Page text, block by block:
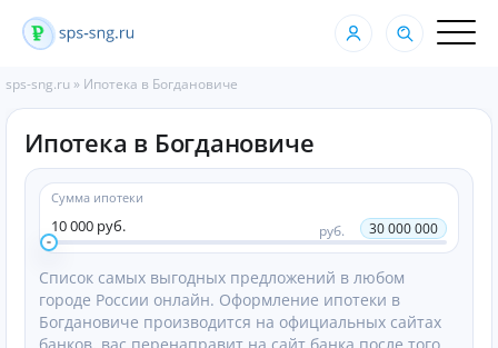
sps-sng.ru » Ипотека в Богдановиче
Ипотека в Богдановиче
Сумма ипотеки
10 000 руб. руб. 30 000 000
Список самых выгодных предложений в любом
городе России онлайн. Оформление ипотеки в
Богдановиче производится на официальных сайтах